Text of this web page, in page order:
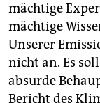
mächtige
mächtige
Unserer
nicht an. Es
absurde
Bericht des